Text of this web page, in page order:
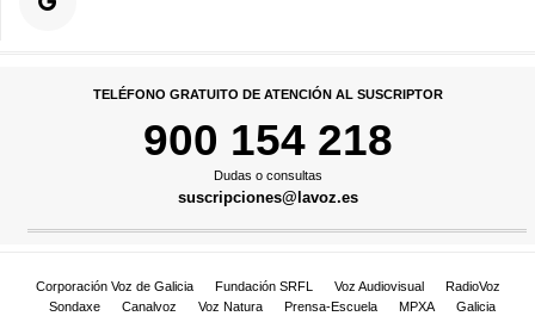
TELÉFONO GRATUITO DE ATENCIÓN AL SUSCRIPTOR
900 154 218
Dudas o consultas
suscripciones@lavoz.es
Corporación Voz de Galicia Fundación SRFL Voz Audiovisual
RadioVoz
Sondaxe
Canalvoz Voz Natura Prensa-Escuela MPXA
Galicia